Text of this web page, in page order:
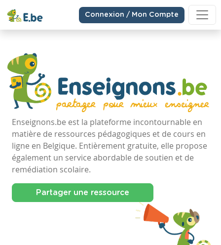
Connexion / Mon Compte
Enseignons.be est la plateforme incontournable en
matière de ressources pédagogiques et de cours en
ligne en Belgique. Entièrement gratuite, elle propose
également un service abordable de soutien et de
remédiation scolaire.
Partager une ressource